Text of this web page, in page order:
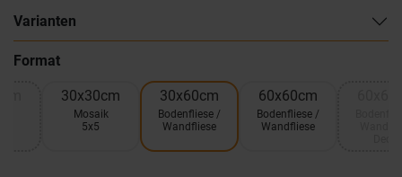
Varianten
Format
30x30cm
Mosaik
5x5
30x60cm
Bodenfliese /
Wandfliese
60x60cm
Bodenfliese /
Wandfliese